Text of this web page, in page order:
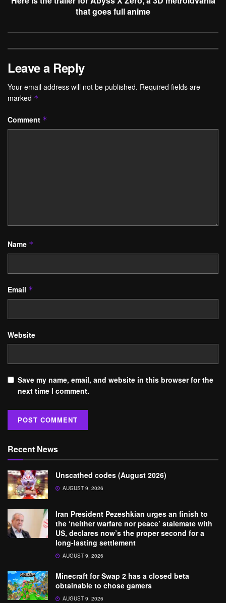
that goes full anime
Leave a Reply
Your email address will not be published. Required fields are
marked *
Comment *
Name *
Email *
Website
Save my name, email, and website in this browser for the
next time I comment.
Recent News
Unscathed codes (August 2026)
AUGUST 9, 2026
Iran President Pezeshkian urges an finish to
the ‘neither warfare nor peace’ stalemate with
US, declares now’s the proper second for a
long-lasting settlement
AUGUST 9, 2026
Minecraft for Swap 2 has a closed beta
obtainable to chose gamers
AUGUST 9, 2026